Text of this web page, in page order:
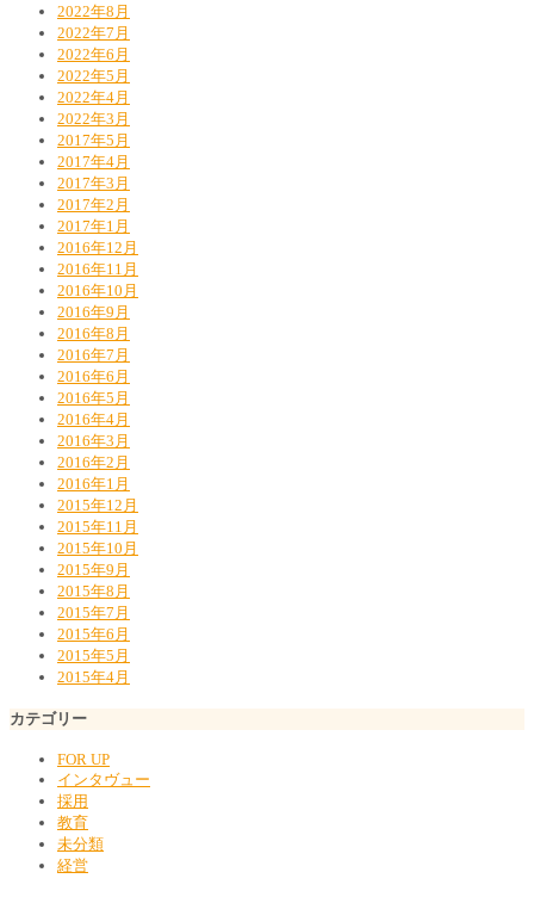
2022年8月
2022年7月
2022年6月
2022年5月
2022年4月
2022年3月
2017年5月
2017年4月
2017年3月
2017年2月
2017年1月
2016年12月
2016年11月
2016年10月
2016年9月
2016年8月
2016年7月
2016年6月
2016年5月
2016年4月
2016年3月
2016年2月
2016年1月
2015年12月
2015年11月
2015年10月
2015年9月
2015年8月
2015年7月
2015年6月
2015年5月
2015年4月
カテゴリー
FOR UP
インタヴュー
採用
教育
未分類
経営